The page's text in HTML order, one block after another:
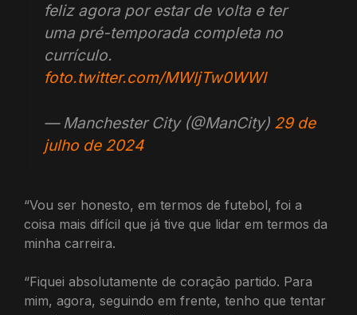
feliz agora por estar de volta e ter
uma pré-temporada completa no
currículo.
foto.twitter.com/MWljTw0WWI
— Manchester City (@ManCity) 29 de
julho de 2024
“Vou ser honesto, em termos de futebol, foi a
coisa mais difícil que já tive que lidar em termos da
minha carreira.
“Fiquei absolutamente de coração partido. Para
mim, agora, seguindo em frente, tenho que tentar